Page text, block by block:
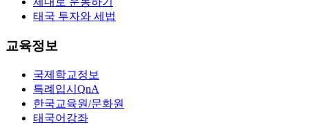
태국 투자와 세법
교육정보
국제학교정보
특례입시QnA
한국교육원/문화원
태국어강좌